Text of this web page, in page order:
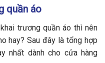
quần áo
trương quần áo thì nên
hay? Sau đây là tổng hợp
nhất dành cho cửa hàng